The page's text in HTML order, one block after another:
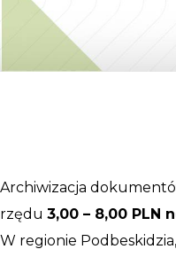
Archiwizacja
rzędu 3,00 – 8,00 PLN
W regionie